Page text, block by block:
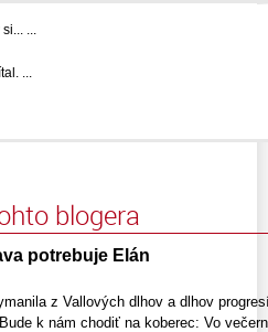
...
...
blogera
potrebuje Elán
z Vallových dlhov a dlhov
k nám chodiť na koberec: Vo